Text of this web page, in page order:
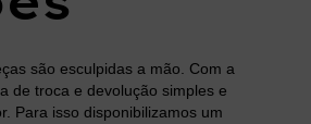
são esculpidas a mão. Com a
de troca e devolução simples e
Para isso disponibilizamos um